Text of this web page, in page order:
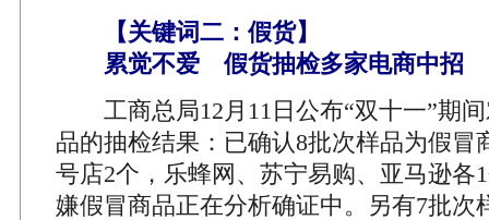
【关键词二：假货】
累觉不爱 假货抽检多家电商中招
工商总局12月11日公布“双十一”期间
品的抽检结果：已确认8批次样品为假冒
号店2个，乐蜂网、苏宁易购、亚马逊各
嫌假冒商品正在分析确证中。另有7批次